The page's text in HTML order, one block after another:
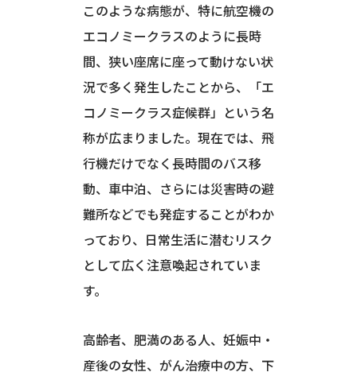
このような病態が、特に航空機の
エコノミークラスのように長時
間、狭い座席に座って動けない状
況で多く発生したことから、「エ
コノミークラス症候群」という名
称が広まりました。現在では、飛
行機だけでなく長時間のバス移
動、車中泊、さらには災害時の避
難所などでも発症することがわか
っており、日常生活に潜むリスク
として広く注意喚起されていま
す。
高齢者、肥満のある人、妊娠中・
産後の女性、がん治療中の方、下